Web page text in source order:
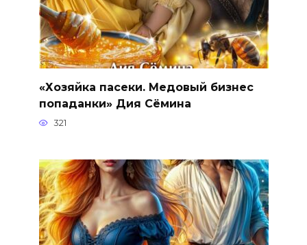
«Хозяйка пасеки. Медовый бизнес
попаданки» Дия Сёмина
321